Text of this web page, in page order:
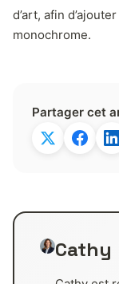
d’art, afin
monochrome.
Partager cet
Cathy